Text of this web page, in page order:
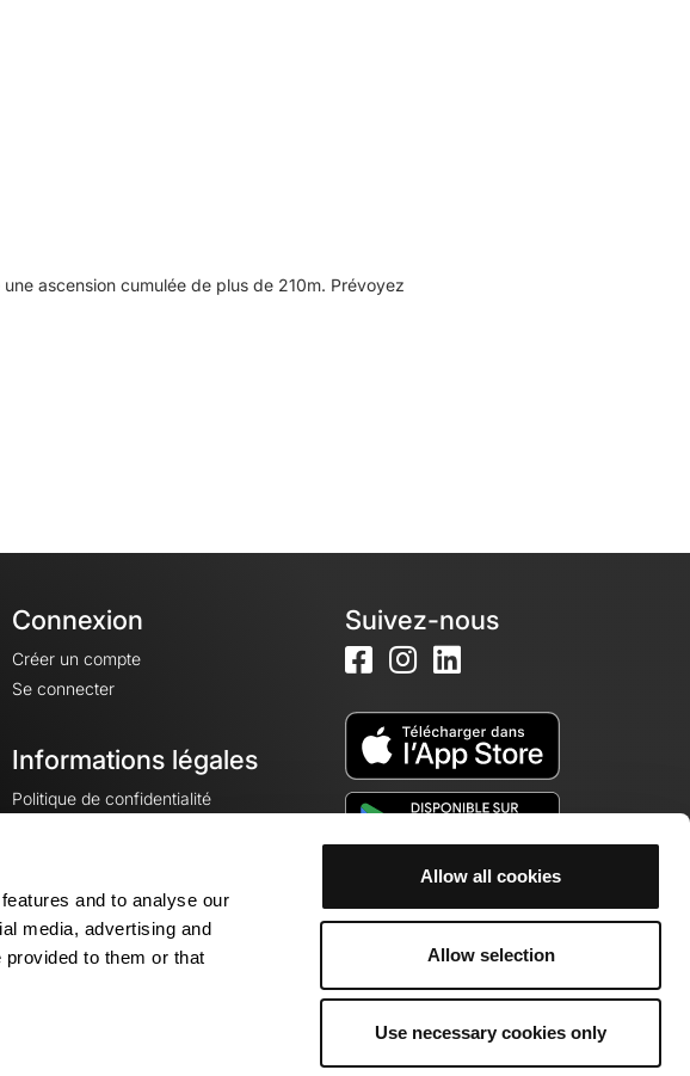
and to analyse our
media, advertising and
to them or that
Allow all cookies
Allow selection
Use necessary cookies only
ascension cumulée de plus de 210m. Prévoyez
Connexion
Créer un compte
Se connecter
Informations légales
Politique de confidentialité
Mentions légales
Paramètres des cookies
Suivez-nous